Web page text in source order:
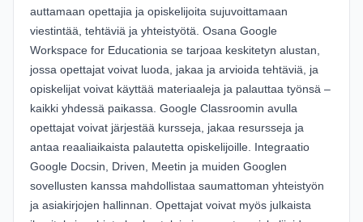
auttamaan opettajia ja opiskelijoita sujuvoittamaan
viestintää, tehtäviä ja yhteistyötä. Osana Google
Workspace for Educationia se tarjoaa keskitetyn alustan,
jossa opettajat voivat luoda, jakaa ja arvioida tehtäviä, ja
opiskelijat voivat käyttää materiaaleja ja palauttaa työnsä –
kaikki yhdessä paikassa. Google Classroomin avulla
opettajat voivat järjestää kursseja, jakaa resursseja ja
antaa reaaliaikaista palautetta opiskelijoille. Integraatio
Google Docsin, Driven, Meetin ja muiden Googlen
sovellusten kanssa mahdollistaa saumattoman yhteistyön
ja asiakirjojen hallinnan. Opettajat voivat myös julkaista